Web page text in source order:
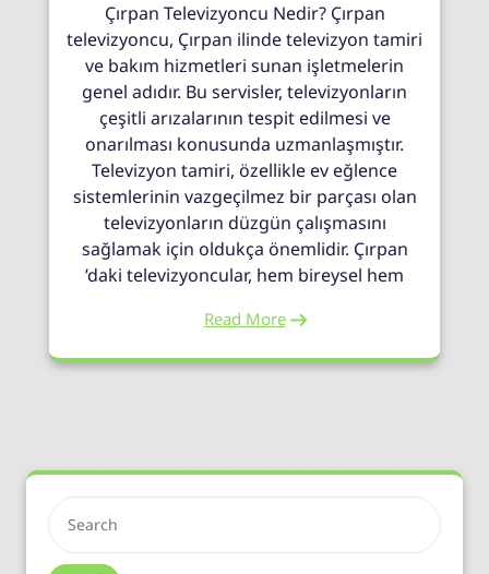
Çırpan Televizyoncu Nedir? Çırpan
televizyoncu, Çırpan ilinde televizyon tamiri
ve bakım hizmetleri sunan işletmelerin
genel adıdır. Bu servisler, televizyonların
çeşitli arızalarının tespit edilmesi ve
onarılması konusunda uzmanlaşmıştır.
Televizyon tamiri, özellikle ev eğlence
sistemlerinin vazgeçilmez bir parçası olan
televizyonların düzgün çalışmasını
sağlamak için oldukça önemlidir. Çırpan
’daki televizyoncular, hem bireysel hem
Read More